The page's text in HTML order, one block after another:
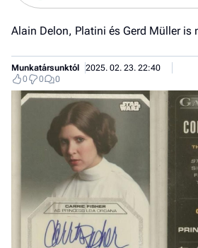
Alain Delon, Platini és Gerd Müller is
Munkatársunktól
2025. 02. 23. 22:40
0
0 0